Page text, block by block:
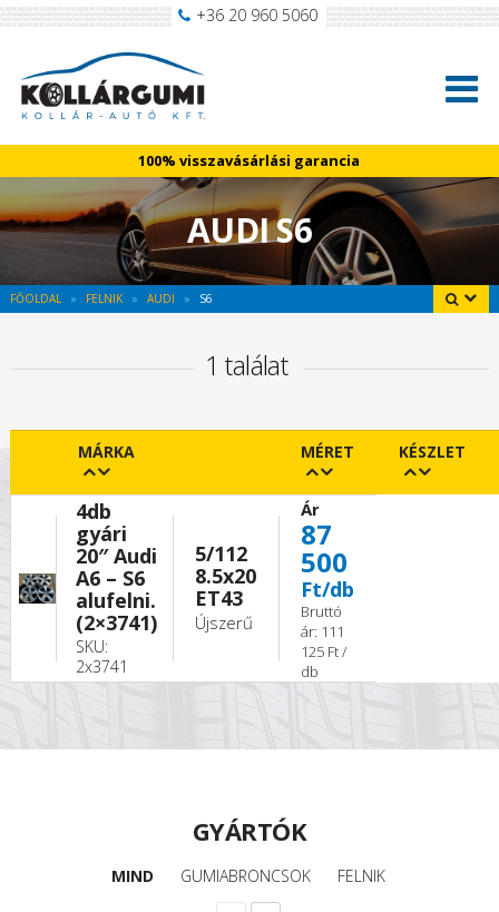
+36 20 960 5060
100% visszavásárlási garancia
AUDI S6
FŐOLDAL FELNIK AUDI S6
1 találat
MÁRKA MÉRET KÉSZLET
4db
gyári
20″ Audi
A6 – S6
alufelni.
(2×3741)
SKU:
2x3741
5/112
8.5x20
ET43
Újszerű
Ár
87
500
Ft/db
Bruttó
ár: 111
125 Ft /
db
GYÁRTÓK
MIND GUMIABRONCSOK FELNIK